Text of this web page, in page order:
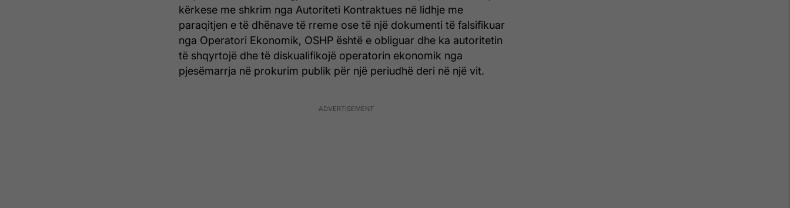
kërkese me shkrim nga Autoriteti Kontraktues në lidhje me
paraqitjen e të dhënave të rreme ose të një dokumenti të falsifikuar
nga Operatori Ekonomik, OSHP është e obliguar dhe ka autoritetin
të shqyrtojë dhe të diskualifikojë operatorin ekonomik nga
pjesëmarrja në prokurim publik për një periudhë deri në një vit.